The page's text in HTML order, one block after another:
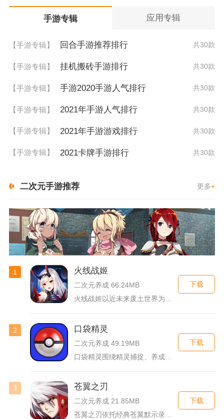
手游专辑 应用专辑
【手游专辑】 回合手游推荐排行 共30款
【手游专辑】 挂机搬砖手游排行 共30款
【手游专辑】 手游2020手游人气排行 共30款
【手游专辑】 2021年手游人气排行 共30款
【手游专辑】 2021年手游游戏排行 共30款
【手游专辑】 2021卡牌手游排行 共30款
二次元手游推荐 更多+
1 火线战姬
二次元养成 66.24MB
下载
2 口袋精灵
二次元养成 49.19MB
下载
3 苍翼之刃
二次元养成 21.85MB
苍翼之刃依托经典苍翼默示录IP打造横版指尖格斗手游，完整收录...
下载